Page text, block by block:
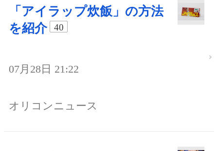
「アイラップ炊飯」の方法
を紹介
40
07月28日 21:22
オリコンニュース